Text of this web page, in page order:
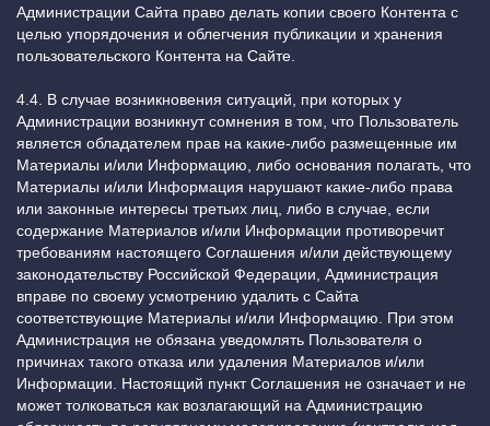
Администрации Сайта право делать копии своего Контента с
целью упорядочения и облегчения публикации и хранения
пользовательского Контента на Сайте.
4.4. В случае возникновения ситуаций, при которых у
Администрации возникнут сомнения в том, что Пользователь
является обладателем прав на какие-либо размещенные им
Материалы и/или Информацию, либо основания полагать, что
Материалы и/или Информация нарушают какие-либо права
или законные интересы третьих лиц, либо в случае, если
содержание Материалов и/или Информации противоречит
требованиям настоящего Соглашения и/или действующему
законодательству Российской Федерации, Администрация
вправе по своему усмотрению удалить с Сайта
соответствующие Материалы и/или Информацию. При этом
Администрация не обязана уведомлять Пользователя о
причинах такого отказа или удаления Материалов и/или
Информации. Настоящий пункт Соглашения не означает и не
может толковаться как возлагающий на Администрацию